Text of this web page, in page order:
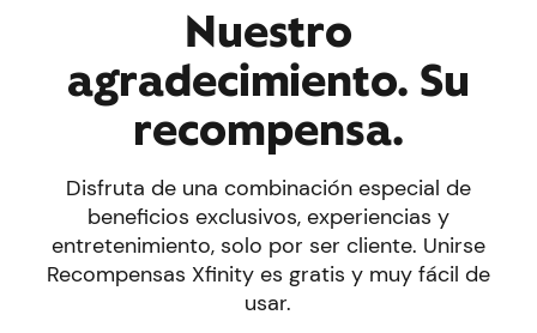
Nuestro
agradecimiento. Su
recompensa.
Disfruta de una combinación especial de
beneficios exclusivos, experiencias y
entretenimiento, solo por ser cliente. Unirse
Recompensas Xfinity es gratis y muy fácil de
usar.